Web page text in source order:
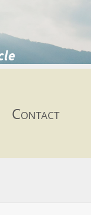
Contact